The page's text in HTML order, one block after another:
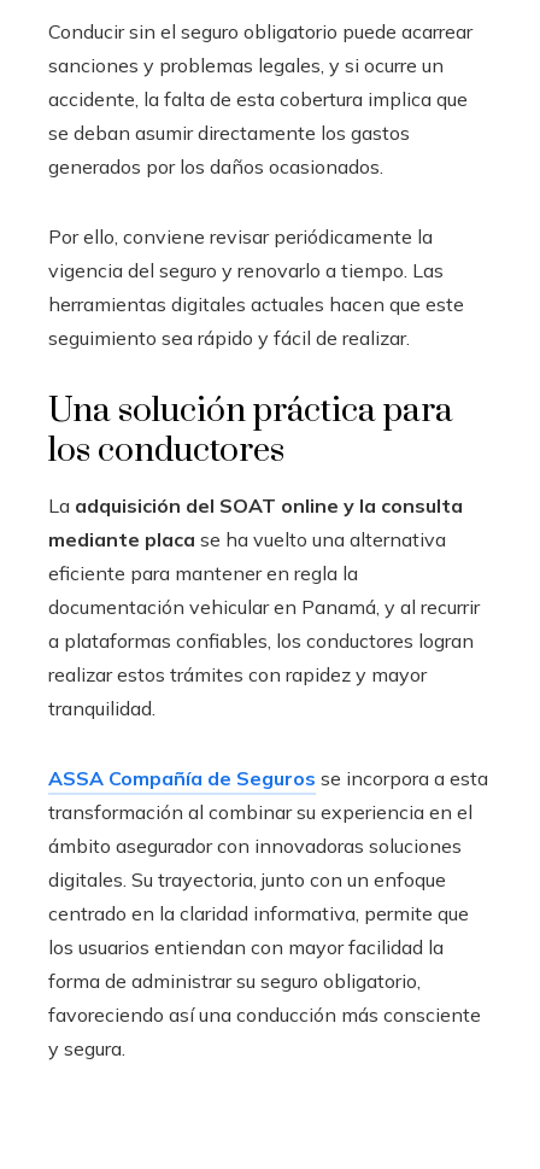
Conducir sin el seguro obligatorio puede acarrear
sanciones y problemas legales, y si ocurre un
accidente, la falta de esta cobertura implica que
se deban asumir directamente los gastos
generados por los daños ocasionados.
Por ello, conviene revisar periódicamente la
vigencia del seguro y renovarlo a tiempo. Las
herramientas digitales actuales hacen que este
seguimiento sea rápido y fácil de realizar.
Una solución práctica para
los conductores
La adquisición del SOAT online y la consulta
mediante placa se ha vuelto una alternativa
eficiente para mantener en regla la
documentación vehicular en Panamá, y al recurrir
a plataformas confiables, los conductores logran
realizar estos trámites con rapidez y mayor
tranquilidad.
ASSA Compañía de Seguros se incorpora a esta
transformación al combinar su experiencia en el
ámbito asegurador con innovadoras soluciones
digitales. Su trayectoria, junto con un enfoque
centrado en la claridad informativa, permite que
los usuarios entiendan con mayor facilidad la
forma de administrar su seguro obligatorio,
favoreciendo así una conducción más consciente
y segura.